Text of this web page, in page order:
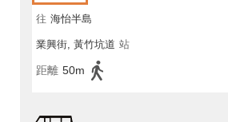
往 海怡半島
業興街, 黃竹坑道 站
距離 50m